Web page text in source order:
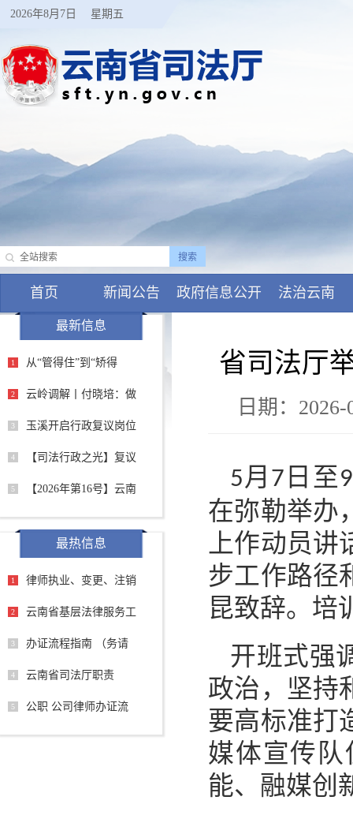
2026年8月7日 星期五
首页 新闻公告 政府信息公开 法治云南
最新信息
1 从“管得住”到“矫得
2 云岭调解丨付晓培：做
3 玉溪开启行政复议岗位
4 【司法行政之光】复议
5 【2026年第16号】云南
最热信息
1 律师执业、变更、注销
2 云南省基层法律服务工
3 办证流程指南 （务请
4 云南省司法厅职责
5 公职 公司律师办证流
省司法厅
日期：2026-
5月 7 日至9
在弥勒举办
上作动员
步工作路径
昆致辞。培
开班式强
政治，坚持
要高标准打
媒体宣传
能、融媒创